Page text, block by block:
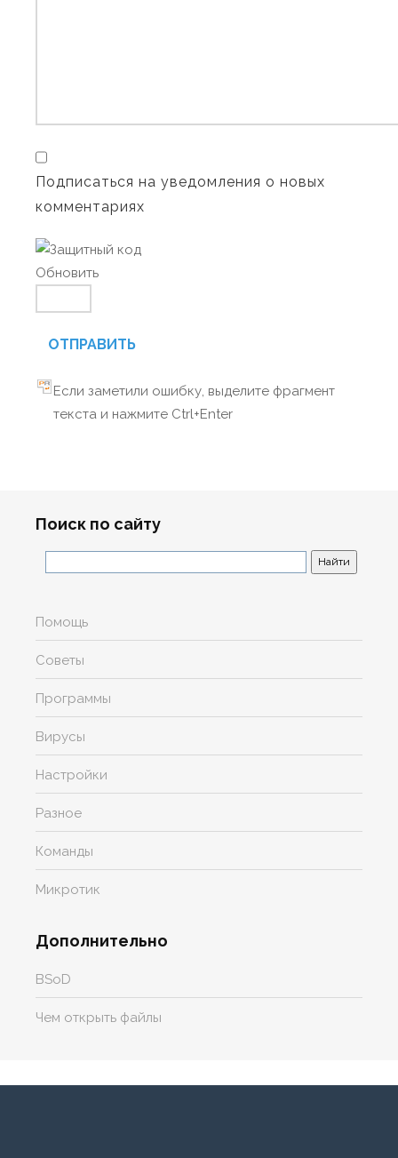
Подписаться на уведомления о новых
комментариях
Обновить
ОТПРАВИТЬ
Если заметили ошибку, выделите фрагмент
текста и нажмите Ctrl+Enter
Поиск по сайту
Помощь
Советы
Программы
Вирусы
Настройки
Разное
Команды
Микротик
Дополнительно
BSoD
Чем открыть файлы